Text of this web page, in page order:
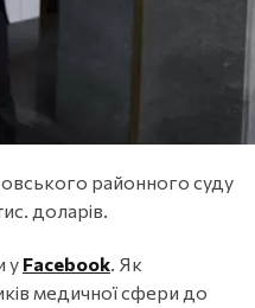
районного суду
доларів.
у Facebook. Як
медичної сфери до